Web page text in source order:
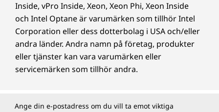
Inside, vPro Inside, Xeon, Xeon Phi, Xeon Inside
och Intel Optane är varumärken som tillhör Intel
Corporation eller dess dotterbolag i USA och/eller
andra länder. Andra namn på företag, produkter
eller tjänster kan vara varumärken eller
servicemärken som tillhör andra.
Ange din e-postadress om du vill ta emot viktiga